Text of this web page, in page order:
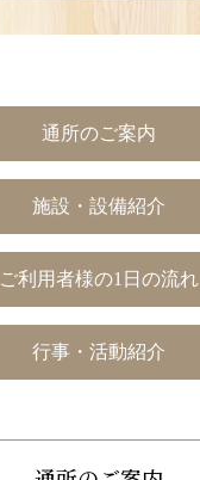
通所のご案内
施設・設備紹介
ご利用者様の1日の流れ
行事・活動紹介